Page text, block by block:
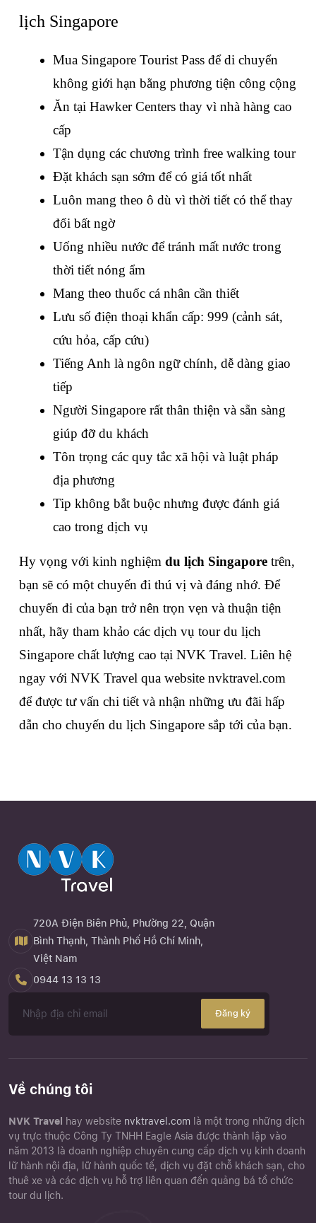
lịch Singapore
Mua Singapore Tourist Pass để di chuyển
không giới hạn bằng phương tiện công cộng
Ăn tại Hawker Centers thay vì nhà hàng cao
cấp
Tận dụng các chương trình free walking tour
Đặt khách sạn sớm để có giá tốt nhất
Luôn mang theo ô dù vì thời tiết có thể thay
đổi bất ngờ
Uống nhiều nước để tránh mất nước trong
thời tiết nóng ẩm
Mang theo thuốc cá nhân cần thiết
Lưu số điện thoại khẩn cấp: 999 (cảnh sát,
cứu hỏa, cấp cứu)
Tiếng Anh là ngôn ngữ chính, dễ dàng giao
tiếp
Người Singapore rất thân thiện và sẵn sàng
giúp đỡ du khách
Tôn trọng các quy tắc xã hội và luật pháp
địa phương
Tip không bắt buộc nhưng được đánh giá
cao trong dịch vụ
Hy vọng với kinh nghiệm du lịch Singapore trên,
bạn sẽ có một chuyến đi thú vị và đáng nhớ. Để
chuyến đi của bạn trở nên trọn vẹn và thuận tiện
nhất, hãy tham khảo các dịch vụ tour du lịch
Singapore chất lượng cao tại NVK Travel. Liên hệ
ngay với NVK Travel qua website nvktravel.com
để được tư vấn chi tiết và nhận những ưu đãi hấp
dẫn cho chuyến du lịch Singapore sắp tới của bạn.
720A Điện Biên Phủ, Phường 22, Quận
Bình Thạnh, Thành Phố Hồ Chí Minh,
Việt Nam
0944 13 13 13
Đăng ký
Về chúng tôi
NVK Travel hay website nvktravel.com là một trong những dịch
vụ trực thuộc Công Ty TNHH Eagle Asia được thành lập vào
năm 2013 là doanh nghiệp chuyên cung cấp dịch vụ kinh doanh
lữ hành nội địa, lữ hành quốc tế, dịch vụ đặt chỗ khách sạn, cho
thuê xe và các dịch vụ hỗ trợ liên quan đến quảng bá tổ chức
tour du lịch.